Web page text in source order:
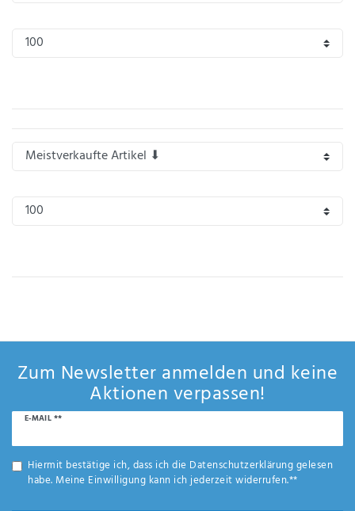
ich, dass
Anf
rag
sen
de
n
Zum Newsletter anmelden und keine
Aktionen verpassen!
E-MAIL **
Newsletter
Hiermit bestätige ich, dass ich die Daten­schutz­erklärunggelesen
habe. Meine Einwilligung kann ich jederzeit widerrufen.**